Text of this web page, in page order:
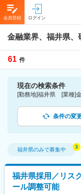
会員登録 ログイン
金融業界、福井県、
61 件
現在の検索条件
条件の変
福井県のみで募集中
福井県採用／リス
ール調整可能